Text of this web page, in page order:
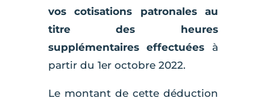
vos cotisations patronales au
titre des heures
supplémentaires effectuées à
partir du 1er octobre 2022.
Le montant de cette déduction